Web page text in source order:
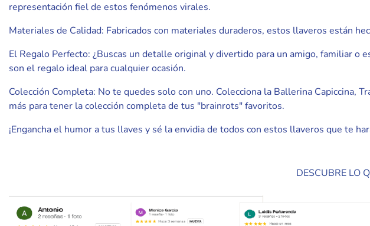
representación fiel de estos fenómenos virales.
Materiales de Calidad: Fabricados con materiales duraderos, estos llaveros están
El Regalo Perfecto: ¿Buscas un detalle original y divertido para un amigo, familiar
son el regalo ideal para cualquier ocasión.
Colección Completa: No te quedes solo con uno. Colecciona la Ballerina Capiccina,
más para tener la colección completa de tus "brainrots" favoritos.
¡Engancha el humor a tus llaves y sé la envidia de todos con estos llaveros que te
DESCUBRE LO